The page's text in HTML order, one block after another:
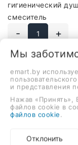
гигиенический
смеситель
- +
В корзину
гигиенический
смеситель
Мы
emart.by
и представления
Нажав «Принять»,
файлов cookie в
файлов cookie
Отклонить